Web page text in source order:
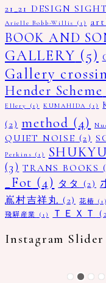
21_21 DESIGN SIGHT
Arielle Bobb-Willis (1)
BOOK AND
GALLERY (5)
Gallery
Hender Scheme
Ellery
(1) KUMAHIDA (1)
(2) method (4)
QUIET NOISE (2)
Perkins (1)
(3) TRANS BOOKS
_Fot (4) タタ (2)
嶌村吉祥丸 (2) 花椿 (1)
飛驒産業
(1) ＴＥＸＴ
Instagram Slider